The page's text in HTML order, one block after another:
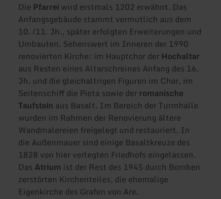
Die Pfarrei wird erstmals 1202 erwähnt. Das
Anfangsgebäude stammt vermutlich aus dem
10. /11. Jh., später erfolgten Erweiterungen und
Umbauten. Sehenswert im Inneren der 1990
renovierten Kirche: im Hauptchor der Hochaltar
aus Resten eines Altarschreines Anfang des 16.
Jh. und die gleichaltrigen Figuren im Chor, im
Seitenschiff die Pieta sowie derromanische
Taufstein aus Basalt. Im Bereich der Turmhalle
wurden im Rahmen der Renovierung ältere
Wandmalereien freigelegt und restauriert. In
die Außenmauer sind einige Basaltkreuze des
1828 von hier verlegten Friedhofs eingelassen.
Das Atrium ist der Rest des 1945 durch Bomben
zerstörten Kirchenteiles, die ehemalige
Eigenkirche des Grafen von Are.